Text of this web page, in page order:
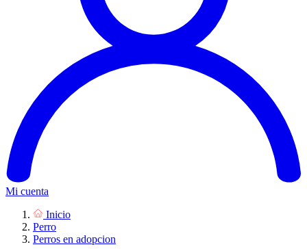
Mi cuenta
Inicio
Perro
Perros en adopcion